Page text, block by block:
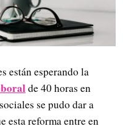
están esperando la
de 40 horas en
se pudo dar a
esta reforma entre en